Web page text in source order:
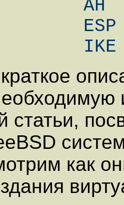
RFC 2409 	IKE
статьи,
как